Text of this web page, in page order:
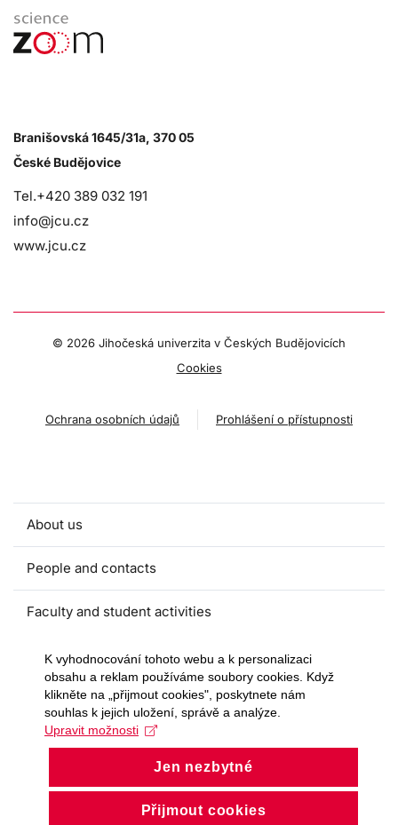
Branišovská 1645/31a, 370 05
České Budějovice
Tel.+420 389 032 191
info@jcu.cz
www.jcu.cz
© 2026 Jihočeská univerzita v Českých Budějovicích
Cookies
Ochrana osobních údajů Prohlášení o přístupnosti
About us
People and contacts
Faculty and student activities
Projects and strategic partnerships
Documents
European sustainable development week
Currently
K vyhodnocování tohoto webu a k personalizaci
obsahu a reklam používáme soubory cookies. Když
klikněte na „přijmout cookies", poskytnete nám
souhlas k jejich uložení, správě a analýze.
Upravit možnosti
Jen nezbytné
Přijmout cookies